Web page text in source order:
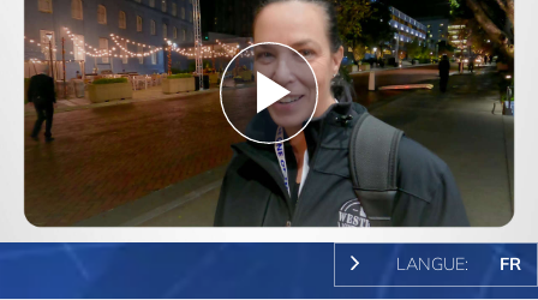
Play
Video
LANGUE: FR